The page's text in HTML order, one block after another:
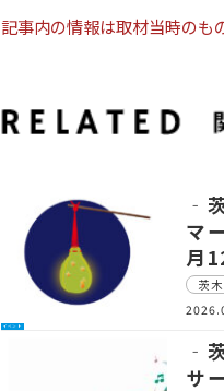
記事内の情報は取材当時のも
イベント
‐
マ
月
茨
‐
サ